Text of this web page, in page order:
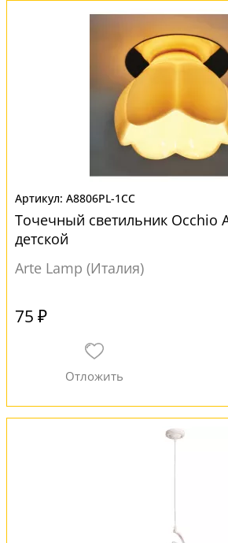
A8806PL-1CC
Точечный светильник Occhio
детской
Arte Lamp (Италия)
75 ₽